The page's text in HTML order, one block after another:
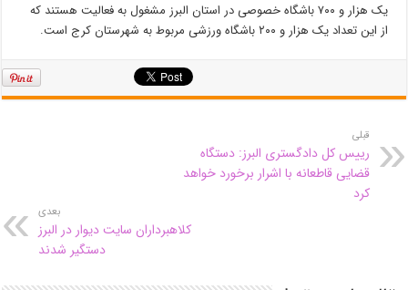
یک هزار و ۷۰۰ باشگاه خصوصی در استان البرز مشغول به فعالیت هستند که
از این تعداد یک هزار و ۲۰۰ باشگاه ورزشی مربوط به شهرستان کرج است.
قبلی
رییس کل دادگستری البرز: دستگاه
قضایی قاطعانه با اشرار برخورد خواهد
کرد
بعدی
کلاهبرداران سایت دیوار در البرز
دستگیر شدند